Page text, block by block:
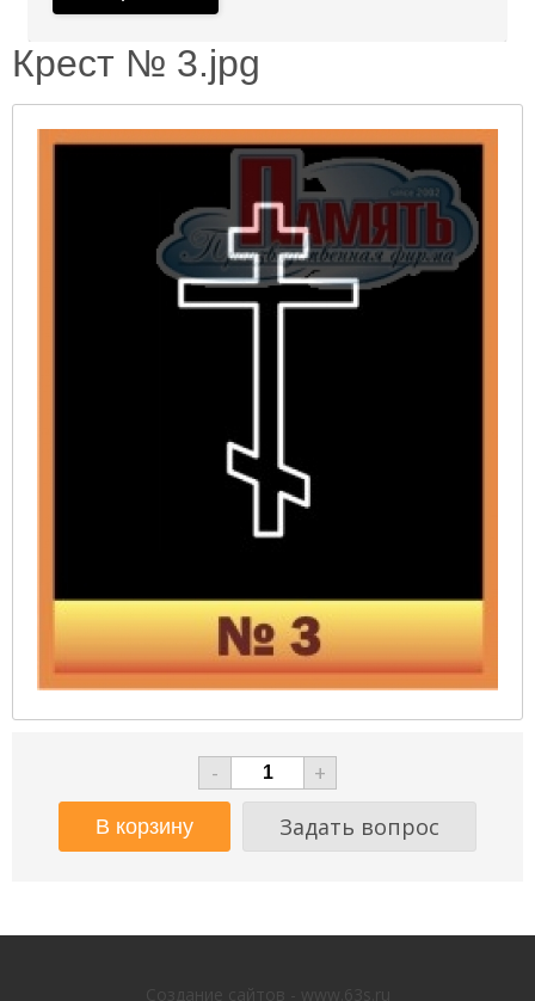
Крест № 3.jpg
-
+
Задать вопрос
Создание сайтов - www.63s.ru